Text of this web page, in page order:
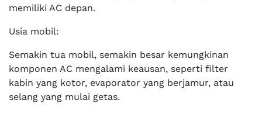
memiliki AC depan.
Usia mobil:
Semakin tua mobil, semakin besar kemungkinan
komponen AC mengalami keausan, seperti filter
kabin yang kotor, evaporator yang berjamur, atau
selang yang mulai getas.